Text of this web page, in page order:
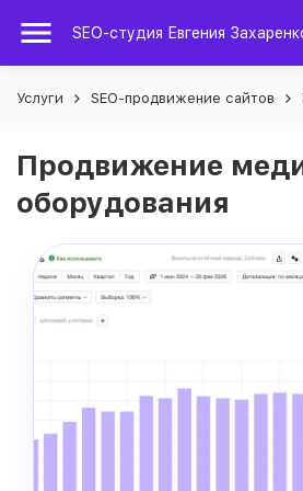
SEO-студия Евгения
Услуги SEO-продвижение сайтов
Продвижение
оборудования